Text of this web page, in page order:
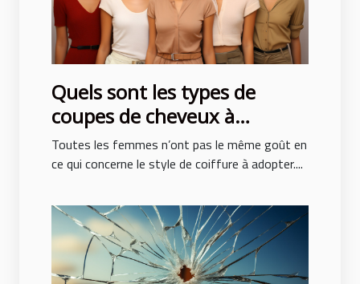
Quels sont les types de
coupes de cheveux à
adopter pour ne pas subir de
traumatisme ?
Toutes les femmes n’ont pas le même goût en
ce qui concerne le style de coiffure à adopter....